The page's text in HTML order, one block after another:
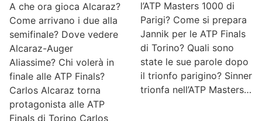
A che ora gioca Alcaraz?
Come arrivano i due alla
semifinale? Dove vedere
Alcaraz-Auger
Aliassime? Chi volerà in
finale alle ATP Finals?
Carlos Alcaraz torna
protagonista alle ATP
Finals di Torino Carlos
l’ATP Masters 1000 di
Parigi? Come si prepara
Jannik per le ATP Finals
di Torino? Quali sono
state le sue parole dopo
il trionfo parigino? Sinner
trionfa nell’ATP Masters…